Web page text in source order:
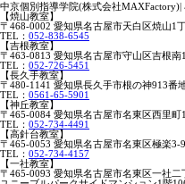
中京個別指導学院(株式会社
【焼山教室】
〒468-0002 愛知県名古屋市天白区焼山1
TEL： 052-838-6545
【吉根教室】
〒463-0813 愛知県名古屋市守山区吉根南
TEL： 052-726-5451
【長久手教室】
〒480-1141 愛知県長久手市根の神913番
TEL： 0561-65-5901
【神丘教室】
〒465-0084 愛知県名古屋市名東区西里町
TEL： 052-734-4491
【高針台教室】
〒465-0053 愛知県名古屋市名東区極楽3-
TEL： 052-734-4157
【一社教室】
〒465-0093 愛知県名古屋市名東区一社二